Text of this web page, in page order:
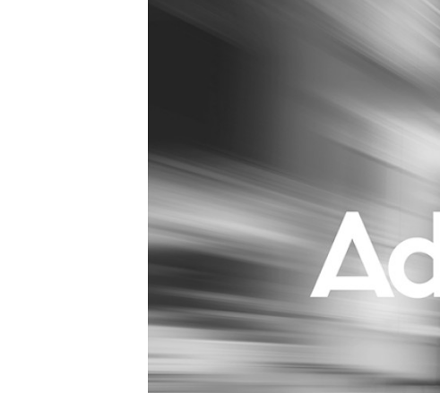
Influencer marketing
Interne communicatie